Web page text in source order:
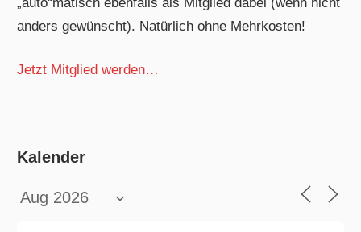
anders gewünscht). Natürlich ohne Mehrkosten!
Jetzt Mitglied werden…
Kalender